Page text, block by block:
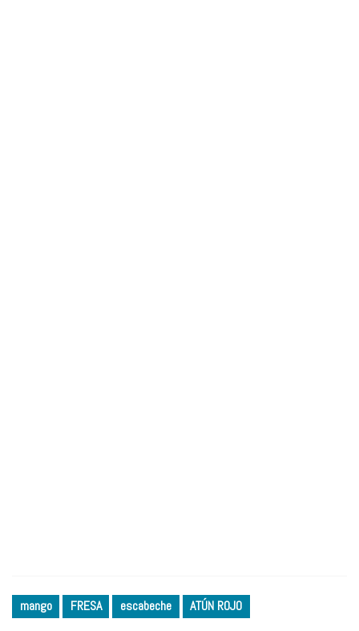
mango FRESA escabeche ATÚN ROJO